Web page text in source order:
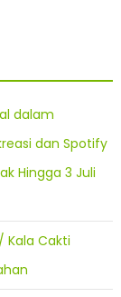
dalam
dan Spotify
Hingga 3 Juli
Kala Cakti